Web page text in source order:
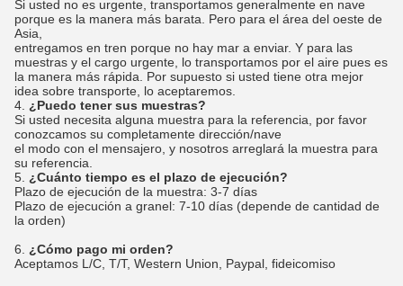
Si usted no es urgente, transportamos generalmente en nave
porque es la manera más barata. Pero para el área del oeste de
Asia,
entregamos en tren porque no hay mar a enviar. Y para las
muestras y el cargo urgente, lo transportamos por el aire pues es
la manera más rápida. Por supuesto si usted tiene otra mejor
idea sobre transporte, lo aceptaremos.
4. ¿Puedo tener sus muestras?
Si usted necesita alguna muestra para la referencia, por favor
conozcamos su completamente dirección/nave
el modo con el mensajero, y nosotros arreglará la muestra para
su referencia.
5. ¿Cuánto tiempo es el plazo de ejecución?
Plazo de ejecución de la muestra: 3-7 días
Plazo de ejecución a granel: 7-10 días (depende de cantidad de
la orden)
6. ¿Cómo pago mi orden?
Aceptamos L/C, T/T, Western Union, Paypal, fideicomiso